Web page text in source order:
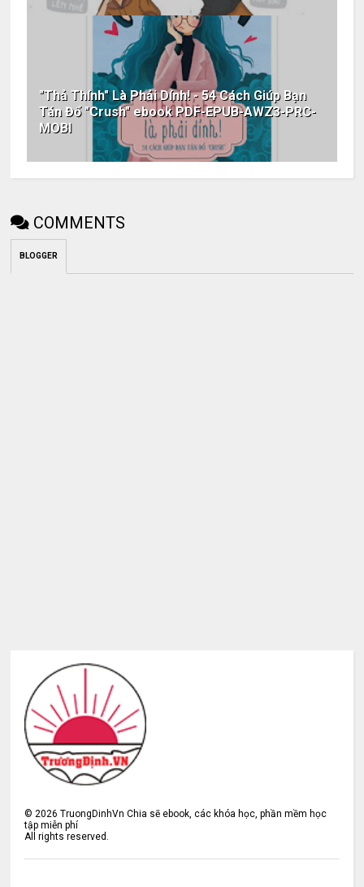
"Thả Thính" Là Phải Dính! - 54 Cách Giúp Bạn
Tán Đổ "Crush" ebook PDF-EPUB-AWZ3-PRC-
MOBI
COMMENTS
BLOGGER
©2026 TruongDinhVn Chia sẽ ebook, các khóa học, phần mềm học
tập miễn phí
All rights reserved.